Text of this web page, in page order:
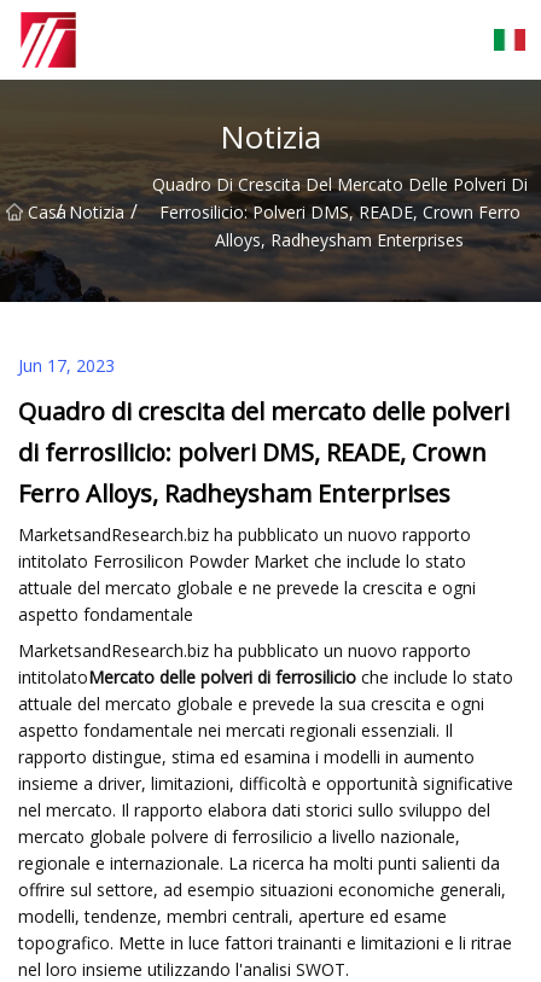
Notizia
Casa
/ Notizia /
Quadro Di Crescita Del Mercato Delle Polveri Di
Ferrosilicio: Polveri DMS, READE, Crown Ferro
Alloys, Radheysham Enterprises
Jun 17, 2023
Quadro di crescita del mercato delle polveri
di ferrosilicio: polveri DMS, READE, Crown
Ferro Alloys, Radheysham Enterprises
MarketsandResearch.biz ha pubblicato un nuovo rapporto
intitolato Ferrosilicon Powder Market che include lo stato
attuale del mercato globale e ne prevede la crescita e ogni
aspetto fondamentale
MarketsandResearch.biz ha pubblicato un nuovo rapporto
intitolatoMercato delle polveri di ferrosilicio che include lo stato
attuale del mercato globale e prevede la sua crescita e ogni
aspetto fondamentale nei mercati regionali essenziali. Il
rapporto distingue, stima ed esamina i modelli in aumento
insieme a driver, limitazioni, difficoltà e opportunità significative
nel mercato. Il rapporto elabora dati storici sullo sviluppo del
mercato globale polvere di ferrosilicio a livello nazionale,
regionale e internazionale. La ricerca ha molti punti salienti da
offrire sul settore, ad esempio situazioni economiche generali,
modelli, tendenze, membri centrali, aperture ed esame
topografico. Mette in luce fattori trainanti e limitazioni e li ritrae
nel loro insieme utilizzando l'analisi SWOT.